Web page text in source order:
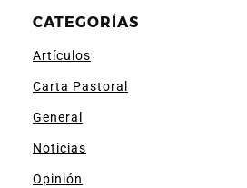
CATEGORÍAS
Artículos
Carta Pastoral
General
Noticias
Opinión